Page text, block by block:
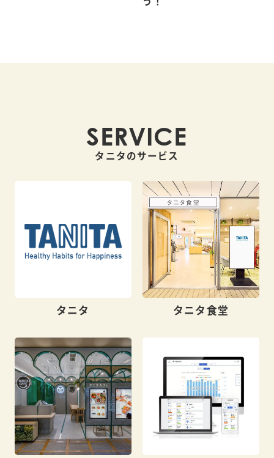
SERVICE
タニタのサービス
タニタ タニタ食堂